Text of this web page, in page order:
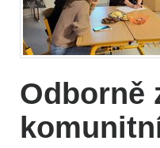
Odborně